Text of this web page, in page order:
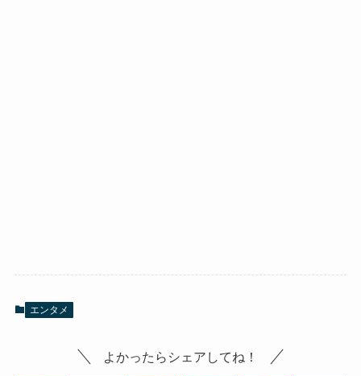
エンタメ
よかったらシェアしてね！